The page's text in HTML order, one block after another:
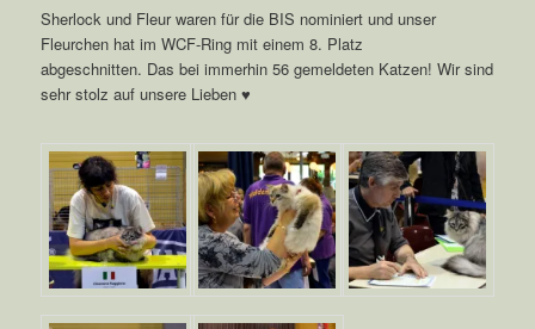
Sherlock und Fleur waren für die BIS nominiert und unser
Fleurchen hat im WCF-Ring mit einem 8. Platz
abgeschnitten. Das bei immerhin 56 gemeldeten Katzen! Wir sind
sehr stolz auf unsere Lieben ♥